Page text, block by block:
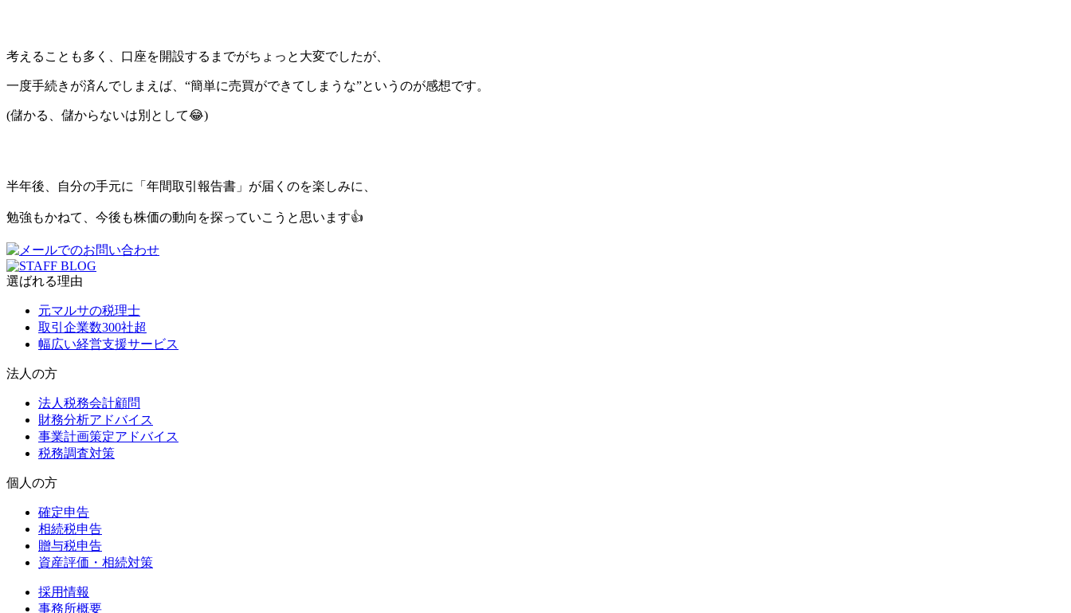
考えることも多く、口座を開設するまでがちょっと大変でしたが、
一度手続きが済んでしまえば、“簡単に売買ができてしまうな”というのが感想です。
(儲かる、儲からないは別として😂)
半年後、自分の手元に「年間取引報告書」が届くのを楽しみに、
勉強もかねて、今後も株価の動向を探っていこうと思います👍
選ばれる理由
元マルサの税理士
取引企業数300社超
幅広い経営支援サービス
法人の方
法人税務会計顧問
財務分析アドバイス
事業計画策定アドバイス
税務調査対策
個人の方
確定申告
相続税申告
贈与税申告
資産評価・相続対策
採用情報
事務所概要